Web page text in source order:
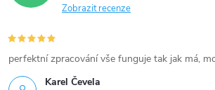
Zobrazit recenze
Karel Čevela
perfektní zpracování vše funguje tak jak má,